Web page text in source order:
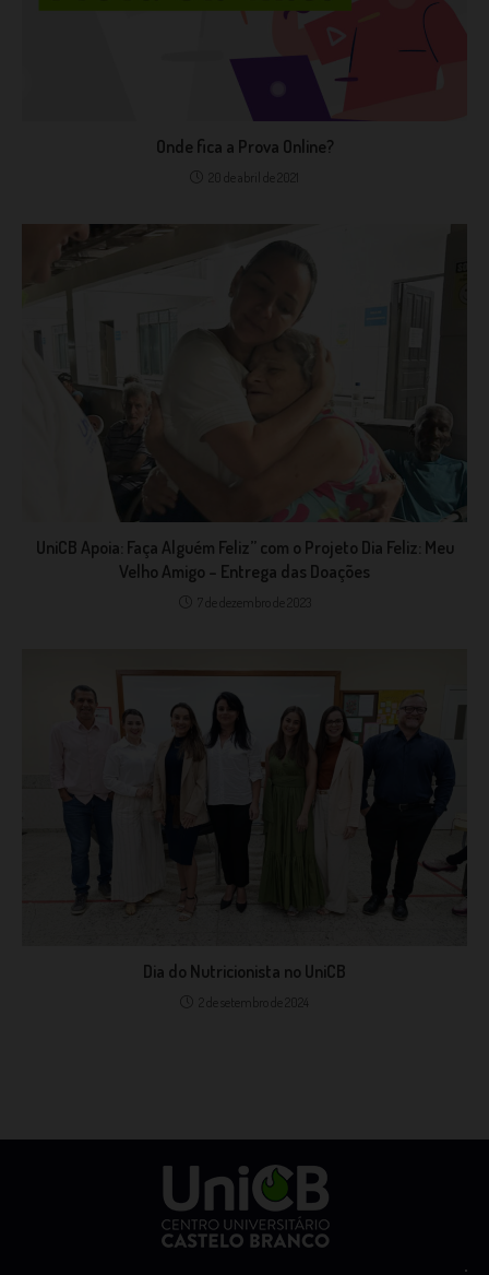
Onde fica a Prova Online?
20 de abril de 2021
UniCB Apoia: Faça Alguém Feliz” com o Projeto Dia Feliz: Meu
Velho Amigo – Entrega das Doações
7 de dezembro de 2023
Dia do Nutricionista no UniCB
2 de setembro de 2024